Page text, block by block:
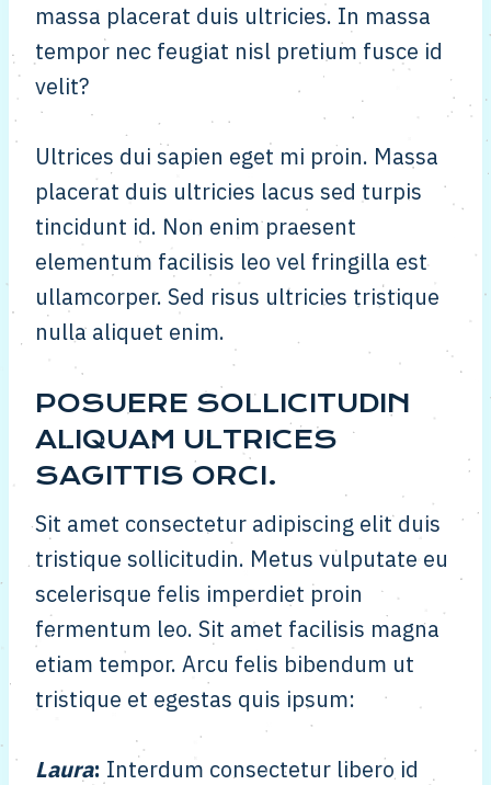
massa placerat duis ultricies. In massa
tempor nec feugiat nisl pretium fusce id
velit?
Ultrices dui sapien eget mi proin. Massa
placerat duis ultricies lacus sed turpis
tincidunt id. Non enim praesent
elementum facilisis leo vel fringilla est
ullamcorper. Sed risus ultricies tristique
nulla aliquet enim.
POSUERE SOLLICITUDIN
ALIQUAM ULTRICES
SAGITTIS ORCI.
Sit amet consectetur adipiscing elit duis
tristique sollicitudin. Metus vulputate eu
scelerisque felis imperdiet proin
fermentum leo. Sit amet facilisis magna
etiam tempor. Arcu felis bibendum ut
tristique et egestas quis ipsum:
Laura: Interdum consectetur libero id